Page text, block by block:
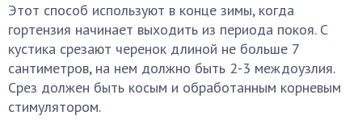
Этот способ используют в конце зимы, когда
гортензия начинает выходить из периода покоя. С
кустика срезают черенок длиной не больше 7
сантиметров, на нем должно быть 2-3 междоузлия.
Срез должен быть косым и обработанным корневым
стимулятором.